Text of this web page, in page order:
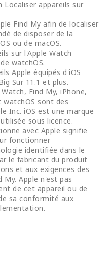
Localiser appareils sur
Find My afin de localiser
de disposer de la
ou de macOS.
sur l'Apple Watch
watchOS.
Apple équipés d'iOS
Sur 11.1 et plus.
Find My, iPhone,
watchOS sont des
Inc. iOS est une marque
sous licence.
avec Apple signifie
fonctionner
identifiée dans le
le fabricant du produit
et aux exigences des
My. Apple n'est pas
de cet appareil ou de
sa conformité aux